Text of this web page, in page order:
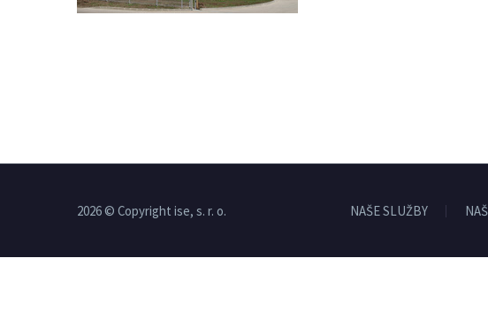
NAŠE SLUŽBY
2026 © Copyright ise, s. r. o.